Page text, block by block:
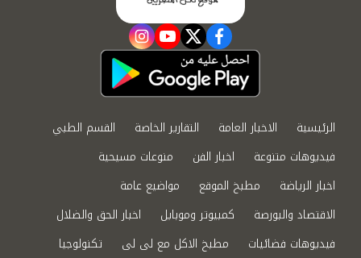
facebook
twitter
youtube
instagram
الرئيسية الاخبار العامة التقارير الخاصة
القسم الطبي
فيديوهات متنوعة
اخبار الفن
منوعات مسيحية
اخبار الرياضة
مطبخ الموقع
مواضيع عامة
الاقتصاد والبورصة
كمبيوتر وموبايل
اخبار الحق والضلال
فيديوهات فضائيات
مطبخ الاكل مع لى لى تكنولوجيا